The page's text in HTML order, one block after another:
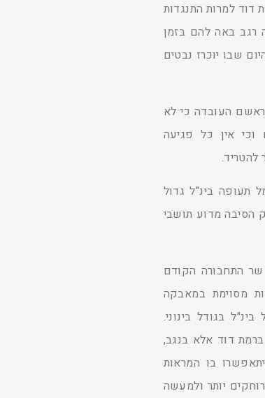
דוד למרות התנגדות
רגב באה להם בזמן
שבו יוכרז נבטים
העובדה כי לא
וכי אין כל פגיעה
להטריד.
תעופה בינ"ל גדול
הסיבה מדוע תושבי
התחבורה הקודם
מסוימת במאבקה
בגודל בינוני.
דוד אלא בנגב,
בו המראות
יותר ולמעשה